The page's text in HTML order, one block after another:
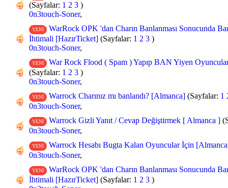
(Sayfalar: 1 2 3 )
0n3touch-Soner,
YENİ
WarRock OPK 'dan Charın Banlanması Sonucunda
İhtimali [HazırTicket] (Sayfalar: 1 2 3 )
0n3touch-Soner,
YENİ
War Rock Flood ( Spam ) Yapıp BAN Yiyen
(Sayfalar: 1 2 3 )
0n3touch-Soner,
YENİ Warrock Charınız mı banlandı? [Almanca] (Sayfalar: 1
0n3touch-Soner,
YENİ Warrock Gizli Yanıt / Cevap Değiştirmek [ Almanca ]
0n3touch-Soner,
YENİ
Warrock Hesabı Bugta Kalan Oyuncular İçin
0n3touch-Soner,
YENİ
WarRock OPK 'dan Charın Banlanması Sonucunda
İhtimali [HazırTicket] (Sayfalar: 1 2 3 )